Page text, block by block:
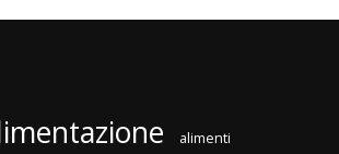
alimenti